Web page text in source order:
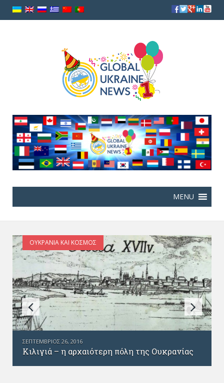
ΟΥΚΡΑΝΊΑ ΚΑΙ ΚΌΣΜΟΣ
ΣΕΠΤΈΜΒΡΙΟΣ 26, 2016
Κιλιγιά – η αρχαιότερη πόλη της Ουκρανίας